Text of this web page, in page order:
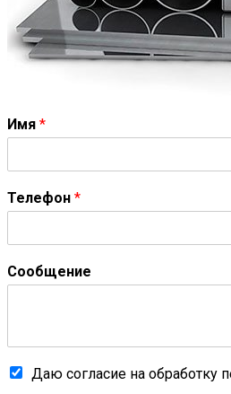
Имя *
Телефон *
Сообщение
Даю согласие на обработку